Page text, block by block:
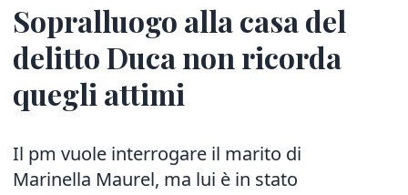
Sopralluogo alla casa del
delitto Duca non ricorda
quegli attimi
Il pm vuole interrogare il marito di
Marinella Maurel, ma lui è in stato